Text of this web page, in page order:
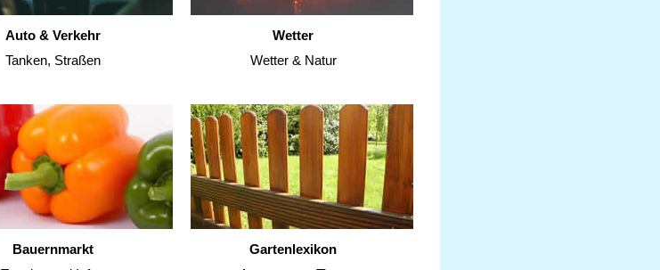
Auto & Verkehr
Tanken, Straßen
Wetter
Wetter & Natur
Bauernmarkt
Gartenlexikon